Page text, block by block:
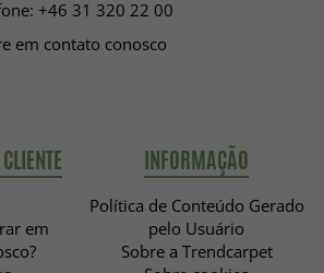
+46 31 320 22 00
em contato conosco
em
INFORMAÇÃO
Política de Conteúdo Gerado
pelo Usuário
Sobre a Trendcarpet